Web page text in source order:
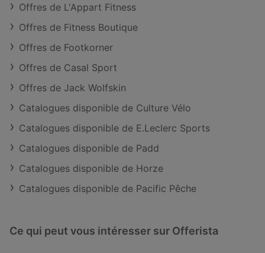
Offres de L'Appart Fitness
Offres de Fitness Boutique
Offres de Footkorner
Offres de Casal Sport
Offres de Jack Wolfskin
Catalogues disponible de Culture Vélo
Catalogues disponible de E.Leclerc Sports
Catalogues disponible de Padd
Catalogues disponible de Horze
Catalogues disponible de Pacific Pêche
Ce qui peut vous intéresser sur Offerista